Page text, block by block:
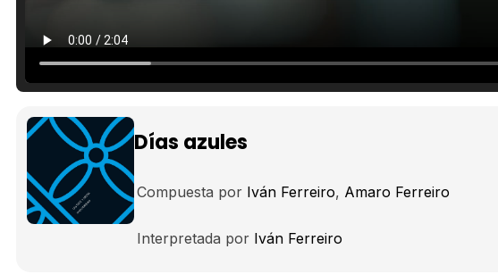
Días azules
Compuesta por Iván Ferreiro Amaro Ferreiro
Interpretada por Iván Ferreiro